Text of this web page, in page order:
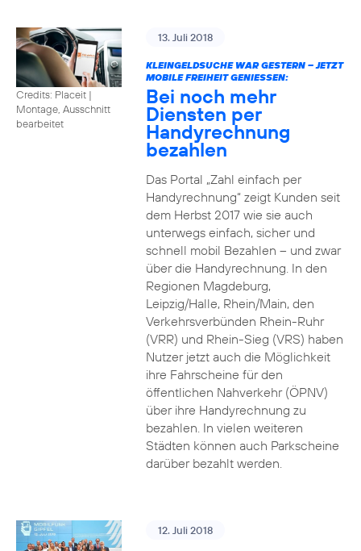
Credits: Placeit |
Montage, Ausschnitt
bearbeitet
13. Juli 2018
KLEINGELDSUCHE WAR GESTERN – JETZT
MOBILE FREIHEIT GENIESSEN:
Bei noch mehr
Diensten per
Handyrechnung
bezahlen
Das Portal „Zahl einfach per
Handyrechnung“ zeigt Kunden seit
dem Herbst 2017 wie sie auch
unterwegs einfach, sicher und
schnell mobil Bezahlen – und zwar
über die Handyrechnung. In den
Regionen Magdeburg,
Leipzig/Halle, Rhein/Main, den
Verkehrsverbünden Rhein-Ruhr
(VRR) und Rhein-Sieg (VRS) haben
Nutzer jetzt auch die Möglichkeit
ihre Fahrscheine für den
öffentlichen Nahverkehr (ÖPNV)
über ihre Handyrechnung zu
bezahlen. In vielen weiteren
Städten können auch Parkscheine
darüber bezahlt werden.
12. Juli 2018